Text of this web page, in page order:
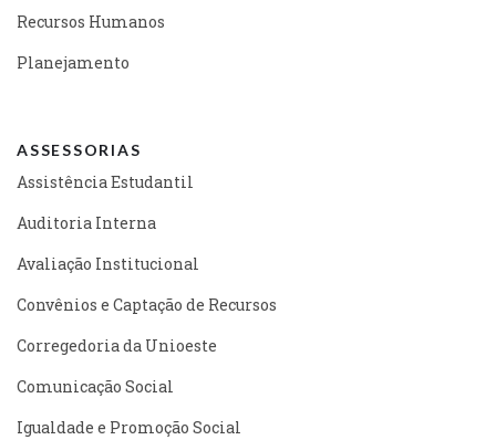
Recursos Humanos
Planejamento
ASSESSORIAS
Assistência Estudantil
Auditoria Interna
Avaliação Institucional
Convênios e Captação de Recursos
Corregedoria da Unioeste
Comunicação Social
Igualdade e Promoção Social